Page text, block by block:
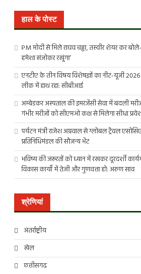
हाल के पोस्ट
PM मोदी से मिले राघव चड्ढा, तस्वीर शेयर कर
हमेशा संजोकर रखूंगा’
एनटीए के तीन विषय विशेषज्ञों का नीट-यूजी 2026
लीक में हाथ रहा: सीबीआई
अम्बेडकर अस्पताल की इमरजेंसी सेवा में बदली
गंभीर मरीजों को सीएमओ कक्ष से मिलेगा सीधा
पर्यटन मंत्री राजेश अग्रवाल से ग्लोबल ट्रैवल
प्रतिनिधिमंडल की सौजन्य भेंट
भविष्य की जरूरतों को ध्यान में रखकर दूरदर्शी
विकास कार्यों में तेजी और गुणवत्ता हो: अरुण साव
श्रेणियां
अंतर्राष्ट्रीय
खेल
छत्तीसगढ़